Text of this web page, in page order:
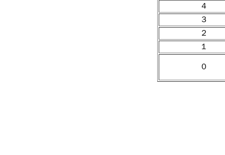
４
３
２
１
０